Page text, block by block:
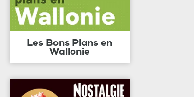
Les Bons Plans en
Wallonie